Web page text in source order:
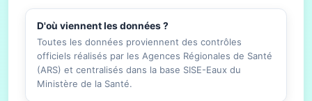
D'où viennent les données ?
Toutes les données proviennent des contrôles
officiels réalisés par les Agences Régionales de Santé
(ARS) et centralisés dans la base SISE-Eaux du
Ministère de la Santé.